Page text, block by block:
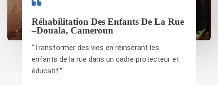
Réhabilitation Des Enfants De La Rue
–Douala, Cameroun
“Transformer des vies en réinsérant les
enfants de la rue dans un cadre protecteur et
éducatif.”​